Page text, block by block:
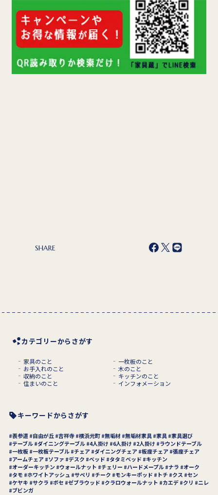
SHARE
カテゴリーからさがす
家具のこと
一枚板のこと
お手入れのこと
木のこと
収納のこと
キッチンのこと
住まいのこと
インフォメーション
キーワードからさがす
表参道 自由が丘 吉祥寺 横浜元町 無垢材 無垢材家具 家具
家具選び
テーブル ダイニングテーブル 4人掛け 6人掛け 2人掛け
ラウンドテーブル
一枚板 一枚板テーブル チェア ダイニングチェア 板座チェア 張座チェア
アームチェア
ソファ デスク ベッド タタミベッド
キッチン
オーダーキッチン
ウォールナット チェリー ハードメープル ナラ
オーク
タモ
ホワイトアッシュ サペリ チーク モンキーポッド トチ クス
セン
ケヤキ
サクラ ボセ ゼブラウッド クラロウォールナット カエデ クリ
ニレ
ブビンガ